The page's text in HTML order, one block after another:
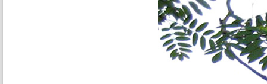
Leitbild und Satzung
Vorstand
Familien planen gemeinsam - unsere Baugruppe WmK4 trifft sich